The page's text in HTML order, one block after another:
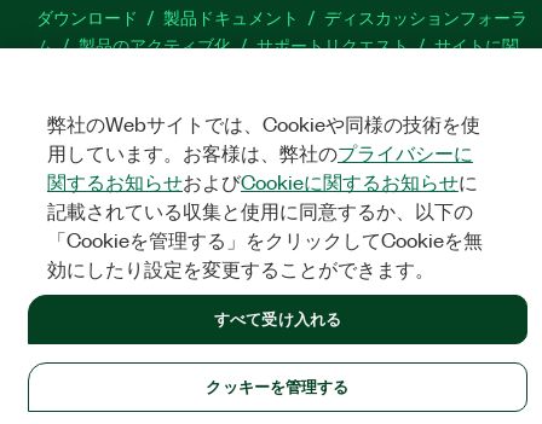
ダウンロード 製品ドキュメント
ディスカッションフォーラ
ム
製品のアクティブ化 サポートリクエスト
サイトに関
TwitterYouTube
法令関連情報|IMPRINT|プライバシー|クッキーを管理する
NATIONAL INSTRUMENTS CORP. ALL RIGHTS RESERVED.
弊社のWebサイトでは、Cookieや同様の技術を使
用しています。お客様は、弊社のプライバシーに
関するお知らせおよびCookieに関するお知らせに
記載されている収集と使用に同意するか、以下の
「Cookieを管理する」をクリックしてCookieを無
効にしたり設定を変更することができます。
クッキーを管理する
すべて受け入れる